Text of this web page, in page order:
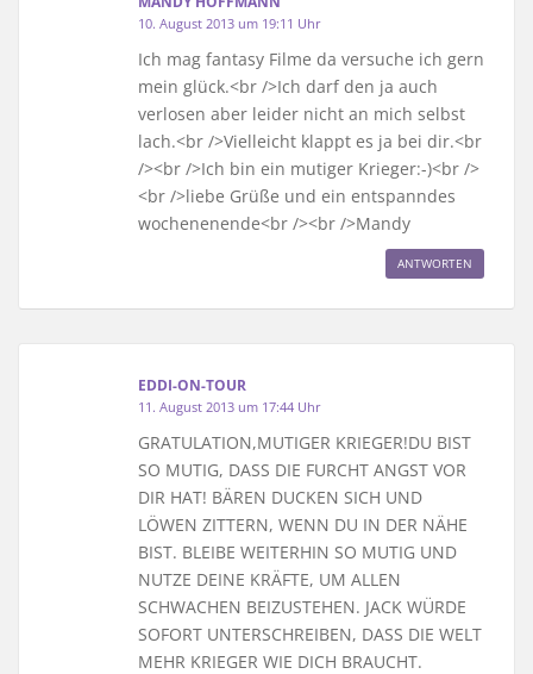
10. August 2013 um 19:11 Uhr
Ich mag fantasy Filme da versuche ich gern
mein glück.<br />Ich darf den ja auch
verlosen aber leider nicht an mich selbst
lach.<br />Vielleicht klappt es ja bei dir.<br
/><br />Ich bin ein mutiger Krieger:-)<br />
<br />liebe Grüße und ein entspanndes
wochenenende<br /><br />Mandy
ANTWORTEN
EDDI-ON-TOUR
11. August 2013 um 17:44 Uhr
GRATULATION,MUTIGER KRIEGER!DU BIST
SO MUTIG, DASS DIE FURCHT ANGST VOR
DIR HAT! BÄREN DUCKEN SICH UND
LÖWEN ZITTERN, WENN DU IN DER NÄHE
BIST. BLEIBE WEITERHIN SO MUTIG UND
NUTZE DEINE KRÄFTE, UM ALLEN
SCHWACHEN BEIZUSTEHEN. JACK WÜRDE
SOFORT UNTERSCHREIBEN, DASS DIE WELT
MEHR KRIEGER WIE DICH BRAUCHT.